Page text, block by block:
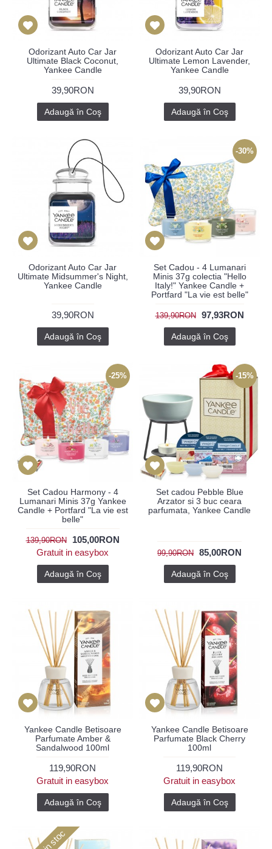
Odorizant Auto Car Jar
Ultimate Black Coconut,
Yankee Candle
39,90RON
Adaugă în Coş
Odorizant Auto Car Jar
Ultimate Lemon Lavender,
Yankee Candle
39,90RON
Adaugă în Coş
Odorizant Auto Car Jar
Ultimate Midsummer's Night,
Yankee Candle
39,90RON
Adaugă în Coş
-30%
Set Cadou - 4 Lumanari
Minis 37g colectia "Hello
Italy!" Yankee Candle +
Portfard "La vie est belle"
139,90RON 97,93RON
Adaugă în Coş
-25%
Set Cadou Harmony - 4
Lumanari Minis 37g Yankee
Candle + Portfard "La vie est
belle"
139,90RON
105,00RON
Gratuit in easybox
Adaugă în Coş
-15%
Set cadou Pebble Blue
Arzator si 3 buc ceara
parfumata, Yankee Candle
99,90RON 85,00RON
Adaugă în Coş
Yankee Candle Betisoare
Parfumate Amber &
Sandalwood 100ml
119,90RON
Gratuit in easybox
Adaugă în Coş
Yankee Candle Betisoare
Parfumate Black Cherry
100ml
119,90RON
Gratuit in easybox
Adaugă în Coş